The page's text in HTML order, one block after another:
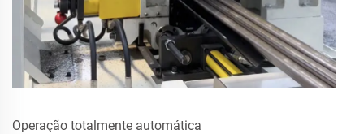
Operação totalmente automática